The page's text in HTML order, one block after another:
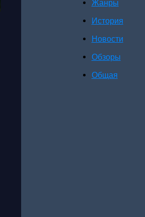
Жанры
История
Новости
Обзоры
Общая